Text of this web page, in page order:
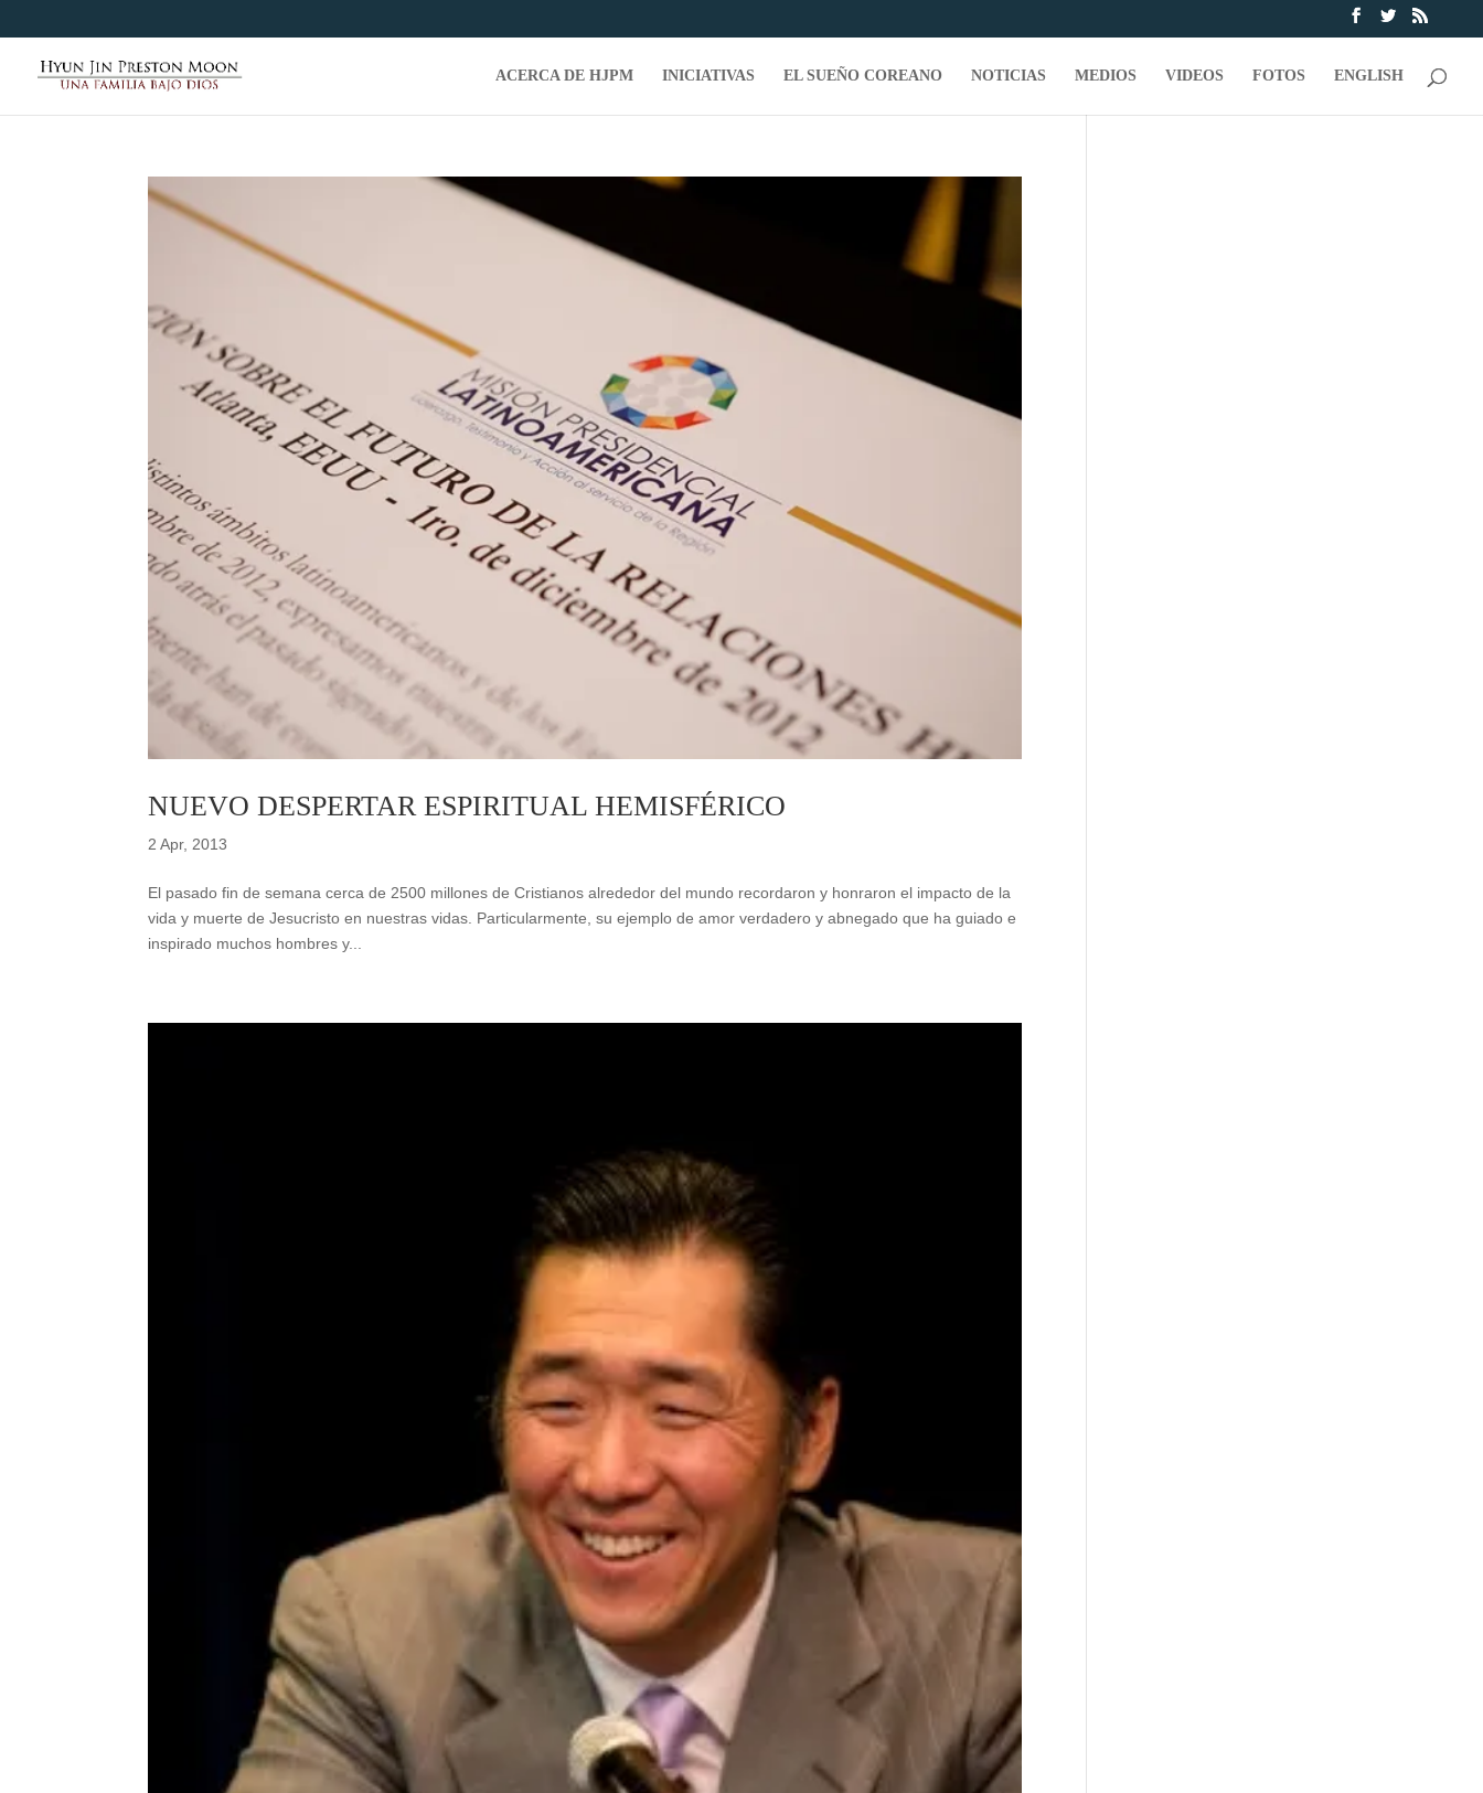
ACERCA DE HJPM INICIATIVAS EL SUEÑO COREANO NOTICIAS MEDIOS VIDEOS FOTOS ENGLISH
NUEVO DESPERTAR ESPIRITUAL HEMISFÉRICO
2 Apr, 2013
El pasado fin de semana cerca de 2500 millones de Cristianos alrededor del mundo recordaron y honraron el impacto de la
vida y muerte de Jesucristo en nuestras vidas. Particularmente, su ejemplo de amor verdadero y abnegado que ha guiado e
inspirado muchos hombres y...